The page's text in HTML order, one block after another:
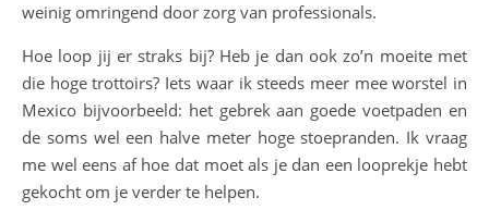
weinig omringend door zorg van professionals.
Hoe loop jij er straks bij? Heb je dan ook zo’n moeite met
die hoge trottoirs? Iets waar ik steeds meer mee worstel in
Mexico bijvoorbeeld: het gebrek aan goede voetpaden en
de soms wel een halve meter hoge stoepranden. Ik vraag
me wel eens af hoe dat moet als je dan een looprekje hebt
gekocht om je verder te helpen.